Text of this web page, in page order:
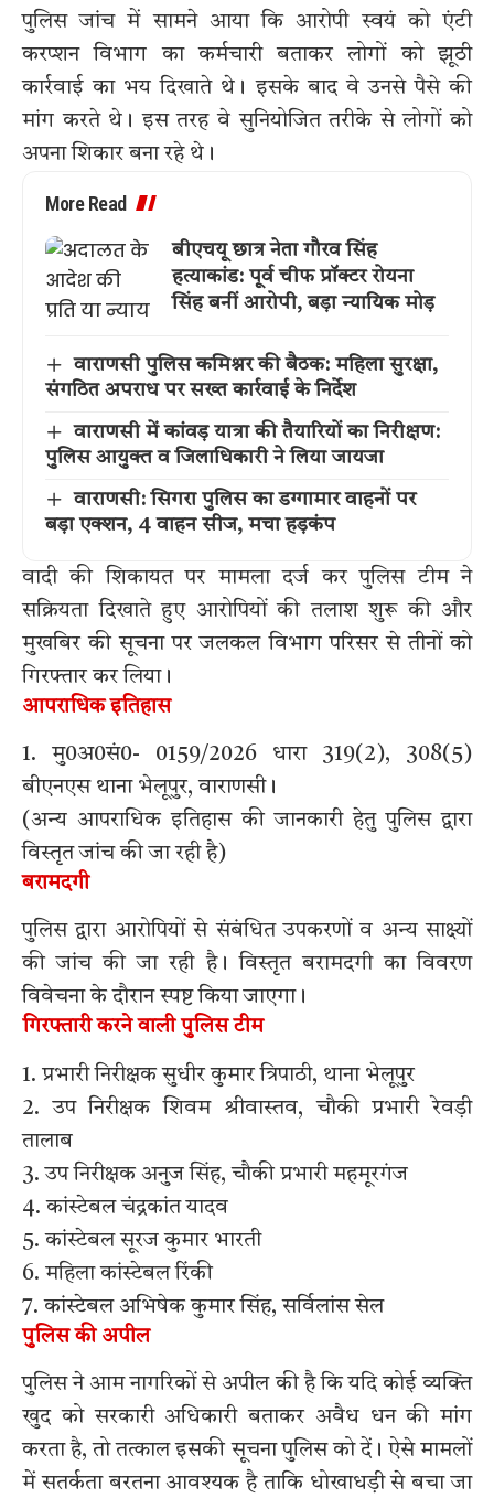
पुलिस जांच में सामने आया कि आरोपी स्वयं को एंटी
करप्शन विभाग का कर्मचारी बताकर लोगों को झूठी
कार्रवाई का भय दिखाते थे। इसके बाद वे उनसे पैसे की
मांग करते थे। इस तरह वे सुनियोजित तरीके से लोगों को
अपना शिकार बना रहे थे।
More Read
बीएचयू छात्र नेता गौरव सिंह
हत्याकांड: पूर्व चीफ प्रॉक्टर रोयना
सिंह बनीं आरोपी, बड़ा न्यायिक मोड़
वाराणसी पुलिस कमिश्नर की बैठक: महिला सुरक्षा,
संगठित अपराध पर सख्त कार्रवाई के निर्देश
वाराणसी में कांवड़ यात्रा की तैयारियों का निरीक्षण:
पुलिस आयुक्त व जिलाधिकारी ने लिया जायजा
वाराणसी: सिगरा पुलिस का डग्गामार वाहनों पर
बड़ा एक्शन, 4 वाहन सीज, मचा हड़कंप
वादी की शिकायत पर मामला दर्ज कर पुलिस टीम ने
सक्रियता दिखाते हुए आरोपियों की तलाश शुरू की और
मुखबिर की सूचना पर जलकल विभाग परिसर से तीनों को
गिरफ्तार कर लिया।
आपराधिक इतिहास
1. मु0अ0सं0- 0159/2026 धारा 319(2), 308(5)
बीएनएस थाना भेलूपुर, वाराणसी।
(अन्य आपराधिक इतिहास की जानकारी हेतु पुलिस द्वारा
विस्तृत जांच की जा रही है)
बरामदगी
पुलिस द्वारा आरोपियों से संबंधित उपकरणों व अन्य साक्ष्यों
की जांच की जा रही है। विस्तृत बरामदगी का विवरण
विवेचना के दौरान स्पष्ट किया जाएगा।
गिरफ्तारी करने वाली पुलिस टीम
1. प्रभारी निरीक्षक सुधीर कुमार त्रिपाठी, थाना भेलूपुर
2. उप निरीक्षक शिवम श्रीवास्तव, चौकी प्रभारी रेवड़ी
तालाब
3. उप निरीक्षक अनुज सिंह, चौकी प्रभारी महमूरगंज
4. कांस्टेबल चंद्रकांत यादव
5. कांस्टेबल सूरज कुमार भारती
6. महिला कांस्टेबल रिंकी
7. कांस्टेबल अभिषेक कुमार सिंह, सर्विलांस सेल
पुलिस की अपील
पुलिस ने आम नागरिकों से अपील की है कि यदि कोई व्यक्ति
खुद को सरकारी अधिकारी बताकर अवैध धन की मांग
करता है, तो तत्काल इसकी सूचना पुलिस को दें। ऐसे मामलों
में सतर्कता बरतना आवश्यक है ताकि धोखाधड़ी से बचा जा